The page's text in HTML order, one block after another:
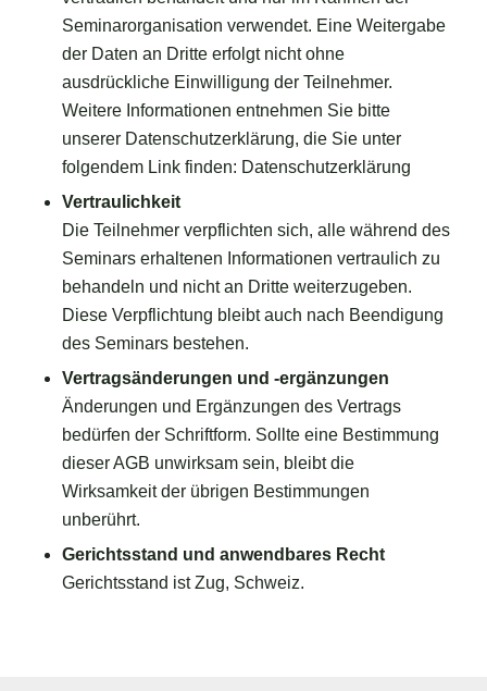
Seminarorganisation verwendet. Eine Weitergabe
der Daten an Dritte erfolgt nicht ohne
ausdrückliche Einwilligung der Teilnehmer.
Weitere Informationen entnehmen Sie bitte
unserer Datenschutzerklärung, die Sie unter
folgendem Link finden: Datenschutzerklärung
Vertraulichkeit
Die Teilnehmer verpflichten sich, alle während des
Seminars erhaltenen Informationen vertraulich zu
behandeln und nicht an Dritte weiterzugeben.
Diese Verpflichtung bleibt auch nach Beendigung
des Seminars bestehen.
Vertragsänderungen und -ergänzungen
Änderungen und Ergänzungen des Vertrags
bedürfen der Schriftform. Sollte eine Bestimmung
dieser AGB unwirksam sein, bleibt die
Wirksamkeit der übrigen Bestimmungen
unberührt.
Gerichtsstand und anwendbares Recht
Gerichtsstand ist Zug, Schweiz.